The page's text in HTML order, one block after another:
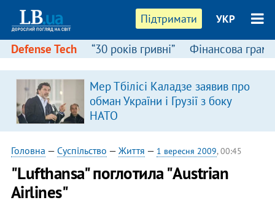
Підтримати УКР
Defense Tech “30 років гривні” Фінансова
Мер Тбілісі Каладзе заявив про
обман України і Грузії з боку
НАТО
Головна — Суспільство — Життя — 1 вересня 2009, 00:45
"Lufthansa" поглотила "Austrian
Airlines"